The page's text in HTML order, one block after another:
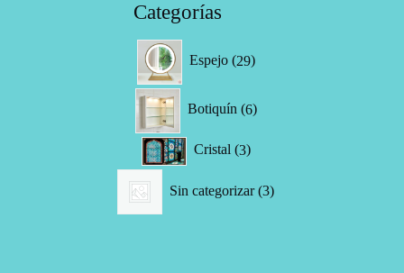
Categorías
Espejo 29productos
Botiquín 6productos
Cristal 33
productos
Sin categorizar 3productos